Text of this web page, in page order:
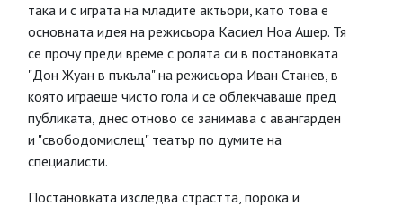
така и с играта на младите актьори, като това е
основната идея на режисьора Касиел Ноа Ашер. Тя
се прочу преди време с ролята си в постановката
"Дон Жуан в пъкъла" на режисьора Иван Станев, в
която играеше чисто гола и се облекчаваше пред
публиката, днес отново се занимава с авангарден
и "свободомислещ" театър по думите на
специалисти.
Постановката изследва страстта, порока и